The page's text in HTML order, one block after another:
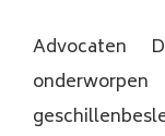
Advocaten